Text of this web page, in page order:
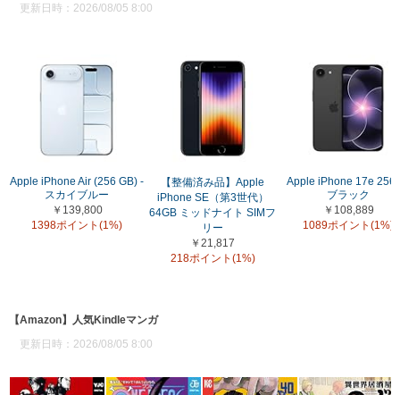
更新日時：2026/08/05 8:00
Apple iPhone Air (256 GB) -
スカイブルー
￥139,800
1398ポイント(1%)
【整備済み品】Apple
iPhone SE（第3世代）
64GB ミッドナイト SIMフ
リー
￥21,817
218ポイント(1%)
Apple iPhone 17e
ブラック
￥108,889
1089ポイント(1%)
【Amazon】人気Kindleマンガ
更新日時：2026/08/05 8:00